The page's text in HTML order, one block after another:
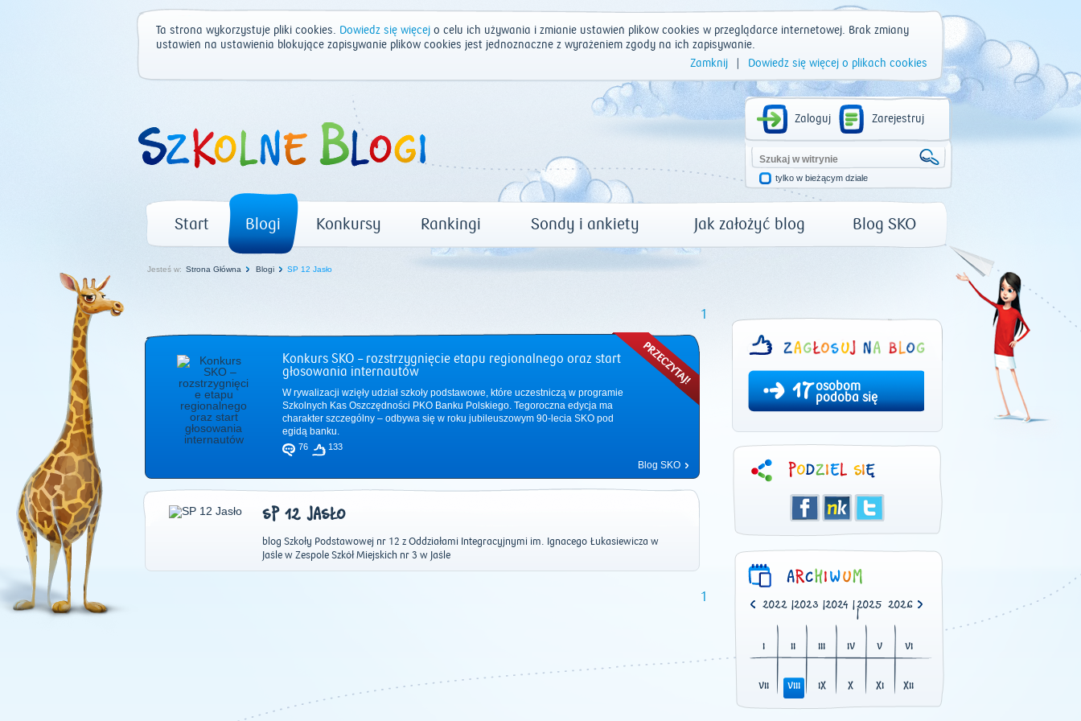
Ta strona wykorzystuje pliki cookies. Dowiedz się więcejo celu ich używania i zmianie ustawień plików cookies w przeglądarce internetowej. Brak zmiany
ustawień na ustawienia blokujące zapisywanie plików cookies jest jednoznaczne z wyrażeniem zgody na ich zapisywanie.
Zamknij
Dowiedz się więcej o plikach cookies
Zaloguj Zarejestruj
tylko w bieżącym dziale
Start Blogi Konkursy Rankingi Sondy i ankiety Jak założyć blog Blog SKO
Jesteś w: Strona Główna Blogi SP 12 Jasło
1
Konkurs SKO – rozstrzygnięcie etapu regionalnego oraz start
głosowania internautów
W rywalizacji wzięły udział szkoły podstawowe, które uczestniczą w programie
Szkolnych Kas Oszczędności PKO Banku Polskiego. Tegoroczna edycja ma
charakter szczególny – odbywa się w roku jubileuszowym 90-lecia SKO pod
egidą banku.
76 133
Blog SKO
SP 12 JASŁO
blog Szkoły Podstawowej nr 12 z Oddziałami Integracyjnymi im. Ignacego Łukasiewicza w
Jaśle w Zespole Szkół Miejskich nr 3 w Jaśle
1
17osobom
podoba się
2020 2021| 2022|2023 |2024 |2025
|
2026
I II III IV V VI
VII VIII IX X XI XII